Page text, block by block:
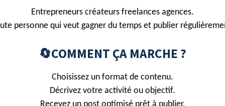
Entrepreneurs créateurs freelances agences.
personne qui veut gagner du temps et publier
🔄COMMENT ÇA MARCHE ?
Choisissez un format de contenu.
Décrivez votre activité ou objectif.